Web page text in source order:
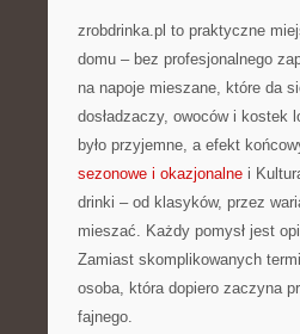
zrobdrinka.pl to praktyczne
domu – bez profesjonalnego
na napoje mieszane, które da
dosładzaczy, owoców i kostek
było przyjemne, a efekt
sezonowe i okazjonalne i
drinki – od klasyków, przez
mieszać. Każdy pomysł jest
Zamiast skomplikowanych
osoba, która dopiero zaczyna
fajnego.